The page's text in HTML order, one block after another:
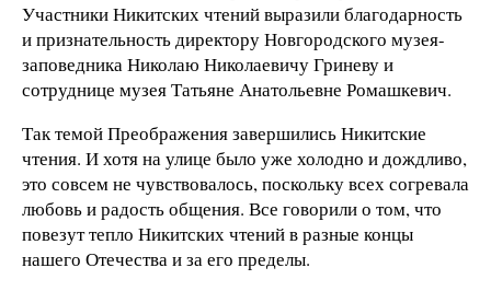
Участники Никитских чтений выразили благодарность
и признательность директору Новгородского музея-
заповедника Николаю Николаевичу Гриневу и
сотруднице музея Татьяне Анатольевне Ромашкевич.
Так темой Преображения завершились Никитские
чтения. И хотя на улице было уже холодно и дождливо,
это совсем не чувствовалось, поскольку всех согревала
любовь и радость общения. Все говорили о том, что
повезут тепло Никитских чтений в разные концы
нашего Отечества и за его пределы.